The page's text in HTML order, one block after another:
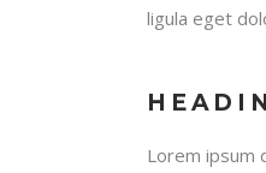
ligula eget
Lorem ipsum